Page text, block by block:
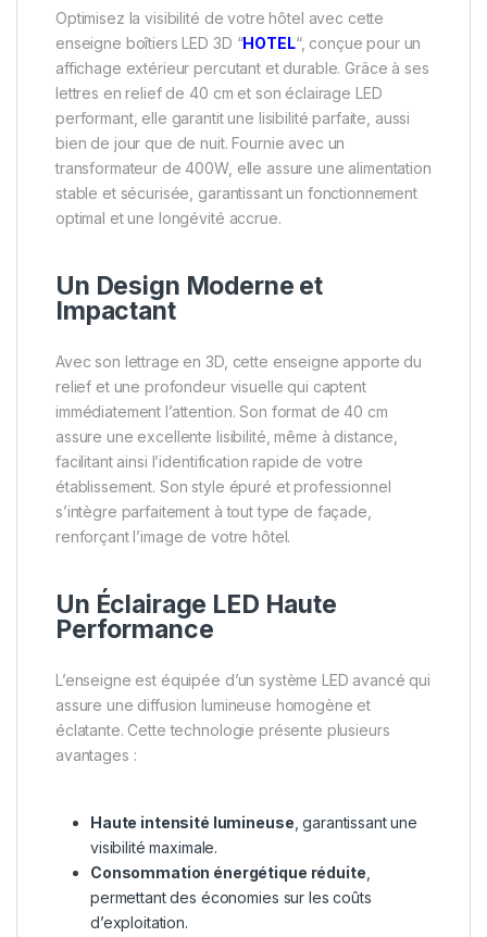
Optimisez la visibilité de votre hôtel avec cette
enseigne boîtiers LED 3D “HOTEL“, conçue pour un
affichage extérieur percutant et durable. Grâce à ses
lettres en relief de 40 cm et son éclairage LED
performant, elle garantit une lisibilité parfaite, aussi
bien de jour que de nuit. Fournie avec un
transformateur de 400W, elle assure une alimentation
stable et sécurisée, garantissant un fonctionnement
optimal et une longévité accrue.
Un Design Moderne et
Impactant
Avec son lettrage en 3D, cette enseigne apporte du
relief et une profondeur visuelle qui captent
immédiatement l’attention. Son format de 40 cm
assure une excellente lisibilité, même à distance,
facilitant ainsi l’identification rapide de votre
établissement. Son style épuré et professionnel
s’intègre parfaitement à tout type de façade,
renforçant l’image de votre hôtel.
Un Éclairage LED Haute
Performance
L’enseigne est équipée d’un système LED avancé qui
assure une diffusion lumineuse homogène et
éclatante. Cette technologie présente plusieurs
avantages :
Haute intensité lumineuse, garantissant une
visibilité maximale.
Consommation énergétique réduite,
permettant des économies sur les coûts
d’exploitation.